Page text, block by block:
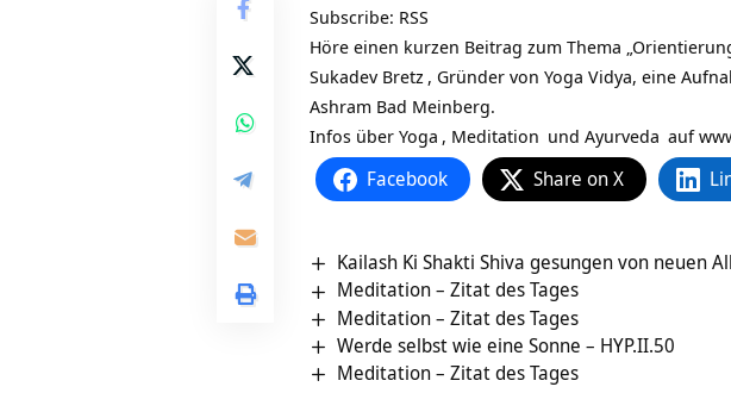
Subscribe: RSS
Höre einen kurzen Beitrag zum Thema
Sukadev Bretz , Gründer von Yoga Vidya, eine
Ashram Bad Meinberg.
Infos über Yoga , Meditation und Ayurveda auf
Facebook Share on X
Kailash Ki Shakti Shiva gesungen von neuen
Meditation – Zitat des Tages
Meditation – Zitat des Tages
Werde selbst wie eine Sonne – HYP.II.50
Meditation – Zitat des Tages